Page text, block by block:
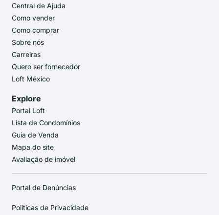
Central de Ajuda
Como vender
Como comprar
Sobre nós
Carreiras
Quero ser fornecedor
Loft México
Explore
Portal Loft
Lista de Condomínios
Guia de Venda
Mapa do site
Avaliação de imóvel
Portal de Denúncias
Políticas de Privacidade